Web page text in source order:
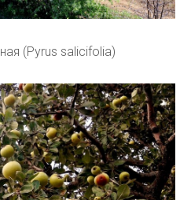
(Pyrus salicifolia)